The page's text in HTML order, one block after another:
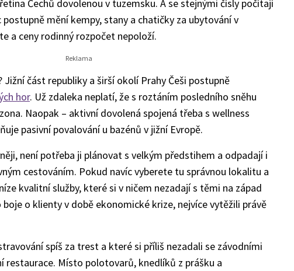
Čechů dovolenou v tuzemsku. A se stejnými čísly počítají
mění kempy, stany a chatičky za ubytování v
a ceny rodinný rozpočet nepoloží.
část republiky a širší okolí Prahy Češi postupně
hor. Už zdaleka neplatí, že s roztáním posledního sněhu
Naopak – aktivní dovolená spojená třeba s wellness
pasivní povalování u bazénů v jižní Evropě.
není potřeba ji plánovat s velkým předstihem a odpadají i
cestováním. Pokud navíc vyberete tu správnou lokalitu a
kvalitní služby, které si v ničem nezadají s těmi na západ
o klienty v době ekonomické krize, nejvíce vytěžili právě
spíš za trest a které si příliš nezadali se závodními
restaurace. Místo polotovarů, knedlíků z prášku a